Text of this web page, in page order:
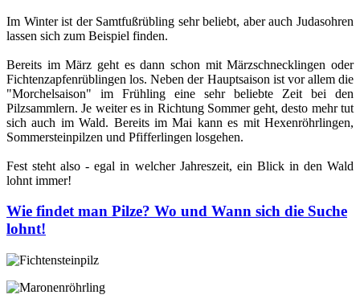
Im Winter ist der Samtfußrübling sehr beliebt, aber auch Judasohren
lassen sich zum Beispiel finden.
Bereits im März geht es dann schon mit Märzschnecklingen oder
Fichtenzapfenrüblingen los. Neben der Hauptsaison ist vor allem die
"Morchelsaison" im Frühling eine sehr beliebte Zeit bei den
Pilzsammlern. Je weiter es in Richtung Sommer geht, desto mehr tut
sich auch im Wald. Bereits im Mai kann es mit Hexenröhrlingen,
Sommersteinpilzen und Pfifferlingen losgehen.
Fest steht also - egal in welcher Jahreszeit, ein Blick in den Wald
lohnt immer!
Wie findet man Pilze? Wo und Wann sich die Suche
lohnt!